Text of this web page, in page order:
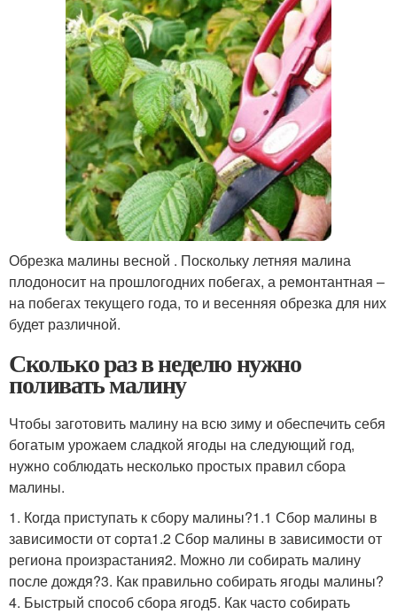
Обрезка малины весной . Поскольку летняя малина
плодоносит на прошлогодних побегах, а ремонтантная –
на побегах текущего года, то и весенняя обрезка для них
будет различной.
Сколько раз в неделю нужно
поливать малину
Чтобы заготовить малину на всю зиму и обеспечить себя
богатым урожаем сладкой ягоды на следующий год,
нужно соблюдать несколько простых правил сбора
малины.
1. Когда приступать к сбору малины?1.1 Сбор малины в
зависимости от сорта1.2 Сбор малины в зависимости от
региона произрастания2. Можно ли собирать малину
после дождя?3. Как правильно собирать ягоды малины?
4. Быстрый способ сбора ягод5. Как часто собирать